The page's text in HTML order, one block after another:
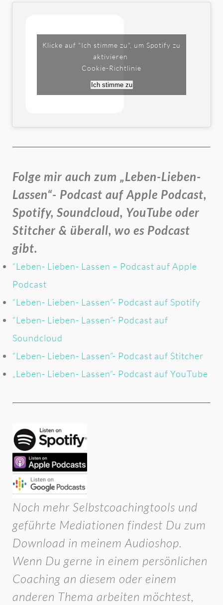
Klicke auf "Ich stimme zu", um Spotify zu
aktivieren
Cookie-Richtlinie
Ich stimme zu
Folge mir auch zum „Leben-Lieben-
Lassen“- Podcast auf Apple Podcast,
Spotify, Soundcloud, YouTube oder
Stitcher & überall, wo es Podcast
gibt.
“Leben- Lieben- Lassen – Podcast auf Apple
Podcast
“Leben- Lieben- Lassen”- Podcast auf Spotify
“Leben- Lieben- Lassen”- Podcast auf
Soundcloud
“Leben- Lieben- Lassen”- Podcast auf Stitcher
„Leben- Lieben- Lassen“- Podcast auf YouTube
Noch mehr Selbstcoachingtools und
geführte Mediationen findest Du zum
Download in meinem Audioshop.
Wenn Du gerne in einem persönlichen
Coaching an diesem oder einem
anderen Thema arbeiten möchtest,